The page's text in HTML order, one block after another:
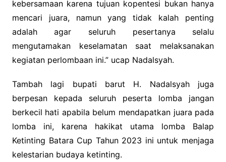
kebersamaan karena tujuan kopentesi bukan hanya
mencari juara, namun yang tidak kalah penting
adalah agar seluruh pesertanya selalu
mengutamakan keselamatan saat melaksanakan
kegiatan perlombaan ini.” ucap Nadalsyah.
Tambah lagi bupati barut H. Nadalsyah juga
berpesan kepada seluruh peserta lomba jangan
berkecil hati apabila belum mendapatkan juara pada
lomba ini, karena hakikat utama lomba Balap
Ketinting Batara Cup Tahun 2023 ini untuk menjaga
kelestarian budaya ketinting.